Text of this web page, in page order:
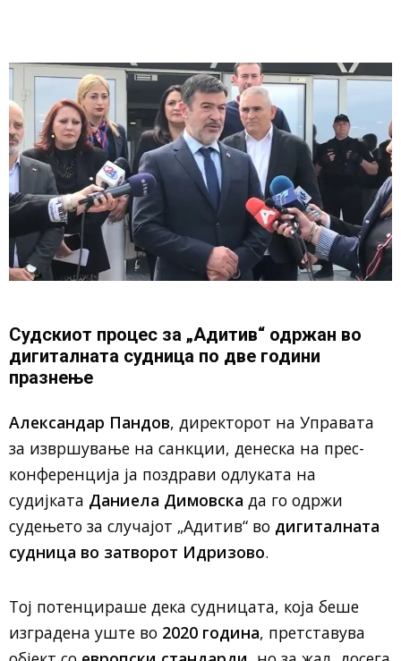
Судскиот процес за „Адитив“ одржан во
дигиталната судница по две години
празнење
Александар Пандов, директорот на Управата
за извршување на санкции, денеска на прес-
конференција ја поздрави одлуката на
судијката Даниела Димовска да го одржи
судењето за случајот „Адитив“ во дигиталната
судница во затворот Идризово.
Тој потенцираше дека судницата, која беше
изградена уште во 2020 година, претставува